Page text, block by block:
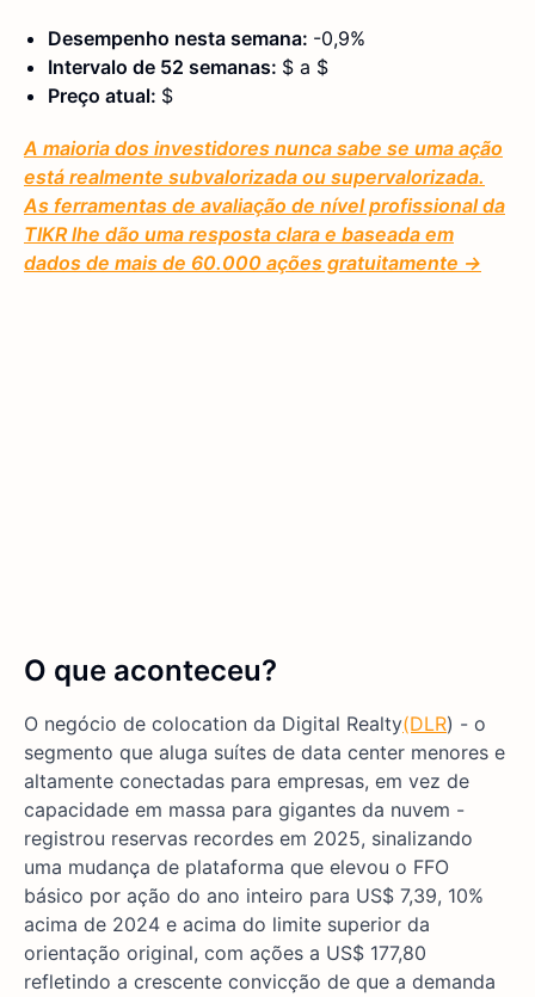
Desempenho nesta semana: -0,9%
Intervalo de 52 semanas: $ a $
Preço atual: $
A maioria dos investidores nunca sabe se uma ação
está realmente subvalorizada ou supervalorizada.
As ferramentas de avaliação de nível profissional da
TIKR lhe dão uma resposta clara e baseada em
dados de mais de 60.000 ações gratuitamente →
O que aconteceu?
O negócio de colocation da Digital Realty(DLR) - o
segmento que aluga suítes de data center menores e
altamente conectadas para empresas, em vez de
capacidade em massa para gigantes da nuvem -
registrou reservas recordes em 2025, sinalizando
uma mudança de plataforma que elevou o FFO
básico por ação do ano inteiro para US$ 7,39, 10%
acima de 2024 e acima do limite superior da
orientação original, com ações a US$ 177,80
refletindo a crescente convicção de que a demanda